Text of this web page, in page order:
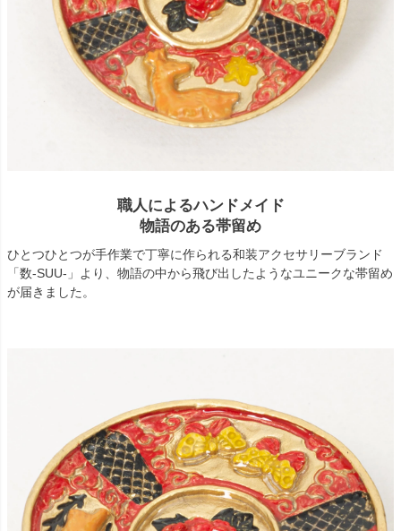
職人によるハンドメイド
物語のある帯留め
ひとつひとつが手作業で丁寧に作られる和装アクセサリーブランド
「数-SUU-」より、物語の中から飛び出したようなユニークな帯留め
が届きました。